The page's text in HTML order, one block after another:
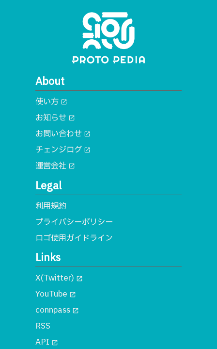
About
使い方 open_in_new
お知らせ open_in_new
お問い合わせ open_in_new
チェンジログ open_in_new
運営会社 open_in_new
Legal
利用規約
プライバシーポリシー
ロゴ使用ガイドライン
Links
X(Twitter) open_in_new
YouTube open_in_new
connpass open_in_new
RSS
API open_in_new